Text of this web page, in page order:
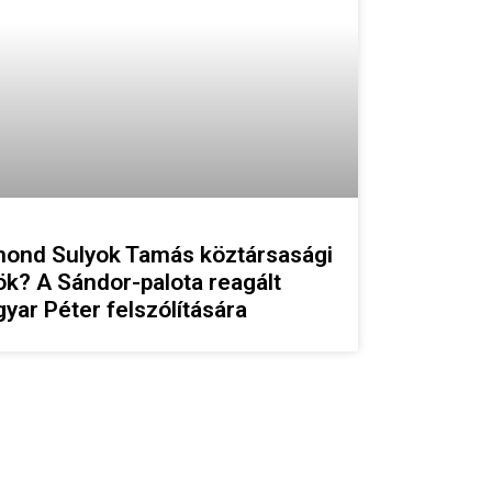
Sulyok Tamás köztársasági
A Sándor-palota reagált
Péter felszólítására